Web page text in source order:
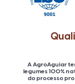
A AgroAguiar
legumes 100%
do processo